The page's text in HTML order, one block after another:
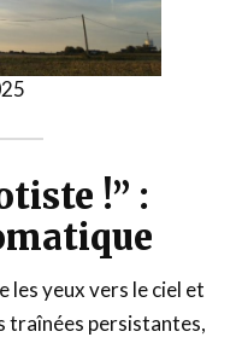
!” :
les yeux vers le ciel et
traînées persistantes,